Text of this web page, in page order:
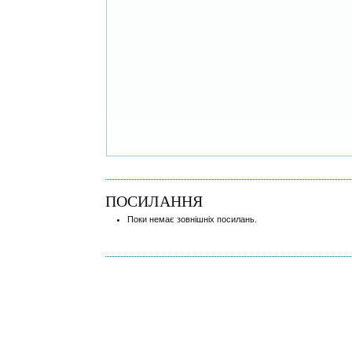
ПОСИЛАННЯ
Поки немає зовнішніх посилань.